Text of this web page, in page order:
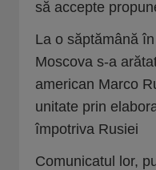
să accepte
La o săptămână
Moscova s-a
american Marco
unitate prin
împotriva Rusiei
Comunicatul lor,